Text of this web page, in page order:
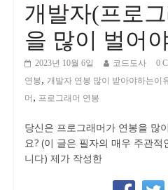
개발자(프로
을 많이 벌어
2023년 10월 6일 코드도사 0
연봉, 개발자 연봉 많이 받아야하는이
머 , 프로그래머 연봉
당신은 프로그래머가 연봉을 많
요? (이 글은 필자의 매우 주관
니다) 제가 작성한